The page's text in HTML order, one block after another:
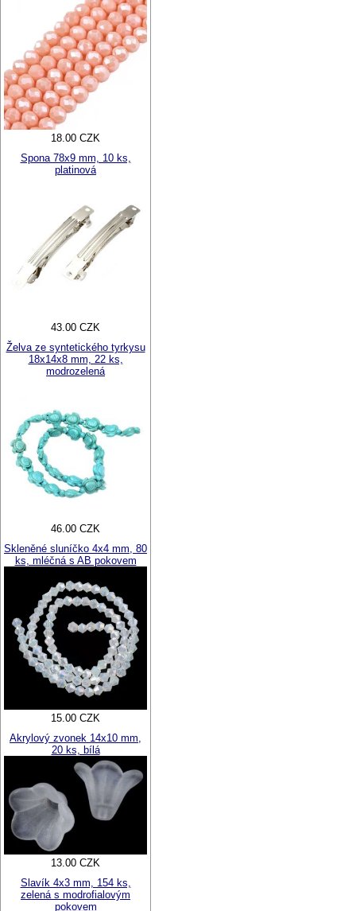
18.00 CZK
Spona 78x9 mm, 10 ks,
platinová
43.00 CZK
Želva ze syntetického tyrkysu
18x14x8 mm, 22 ks,
modrozelená
46.00 CZK
Skleněné sluníčko 4x4 mm, 80
ks, mléčná s AB pokovem
15.00 CZK
Akrylový zvonek 14x10 mm,
20 ks, bílá
13.00 CZK
Slavík 4x3 mm, 154 ks,
zelená s modrofialovým
pokovem